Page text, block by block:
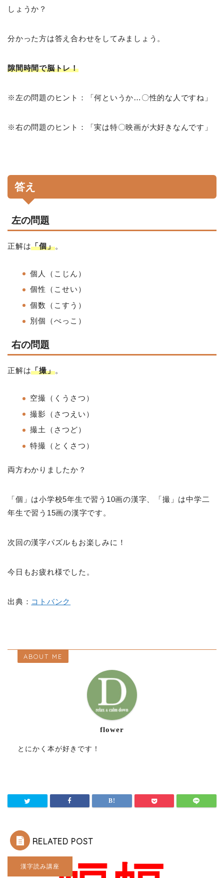
しょうか？
分かった方は答え合わせをしてみましょう。
隙間時間で脳トレ！
※左の問題のヒント：「何というか…〇性的な人ですね」
※右の問題のヒント：「実は特〇映画が大好きなんです」
答え
左の問題
正解は「個」。
個人（こじん）
個性（こせい）
個数（こすう）
別個（べっこ）
右の問題
正解は「撮」。
空撮（くうさつ）
撮影（さつえい）
撮土（さつど）
特撮（とくさつ）
両方わかりましたか？
「個」は小学校5年生で習う10画の漢字、「撮」は中学二
年生で習う15画の漢字です。
次回の漢字パズルもお楽しみに！
今日もお疲れ様でした。
出典： コトバンク
ABOUT ME
flower
とにかく本が好きです！
RELATED POST
漢字読み講座